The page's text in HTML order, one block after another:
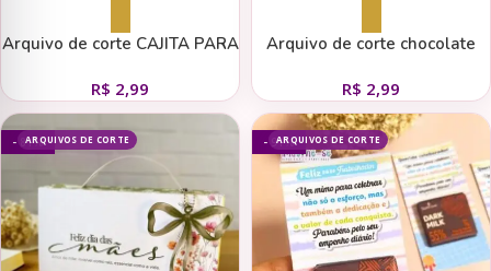
Arquivo de corte CAJITA PARA
R$ 2,99
Arquivo de corte chocolate
R$ 2,99
ARQUIVOS DE CORTE
- 81% ARQUIVOS DE CORTE
- 91%